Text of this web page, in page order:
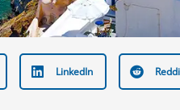
LinkedIn